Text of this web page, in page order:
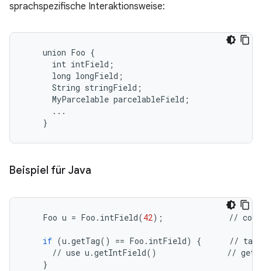
sprachspezifische Interaktionsweise:
    union Foo {
      int intField;
      long longField;
      String stringField;
      MyParcelable parcelableField;
      ...
Beispiel für Java
Foo u = Foo . intField(42); //
if (u .getTag() == Foo . intField) { // tag
// use u .getIntField() //
}